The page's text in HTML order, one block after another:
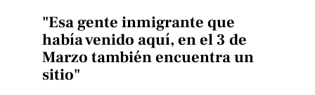
"Esa gente inmigrante que
había venido aquí, en el 3 de
Marzo también encuentra un
sitio"